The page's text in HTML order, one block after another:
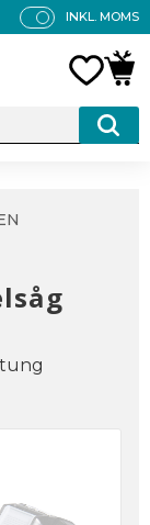
P
INKL. MOMS